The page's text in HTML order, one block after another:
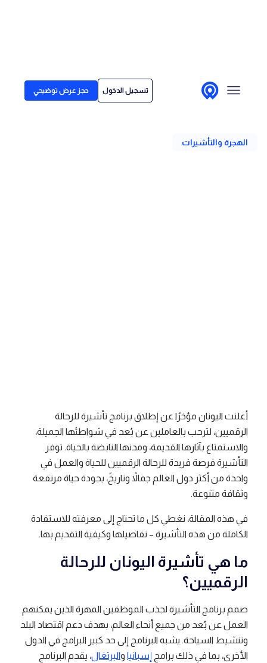
تسجيل الدخول حجز عرض توضيحي
لمن نقدم خدماتنا
الأسعار
رجوع
الهجرة والتأشيرات
أعلنت اليونان مؤخرًا عن إطلاق برنامج تأشيرة للرحالة
الرقميين، لترحب بالعاملين عن بُعد في شواطئها الجميلة،
والاستمتاع بآثارها القديمة، ومدنها النابضة بالحياة. توفر
التأشيرة فرصة فريدة للرحالة الرقميين للحياة والعمل في
واحدة من أكثر دول العالم جمالاً وتاريخً، بجودة حياة مرتفعة
وثقافة متنوعة.
في هذه المقالة، نغطي كل ما تحتاج إلى معرفته للاستفادة
الكاملة من هذه التأشيرة – تفاصيلها وكيفية التقديم بها.
ما هي تأشيرة اليونان للرحالة
الرقميين؟
صمم برنامج التأشيرة لجذب الموظفين المهرة الذين يمكنهم
العمل عن بُعد من جميع أنحاء العالم، بهدف دعم اقتصاد البلد
وتنشيط السياحة. يشبه البرنامج إلى حد كبير البرامج في الدول
الأخرى، بما في ذلك برامج إسبانيا والبرتغال، يقدم البرنامج